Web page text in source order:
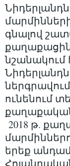
գնալով
նշանակում
ունենում
2018 թ.
երեք